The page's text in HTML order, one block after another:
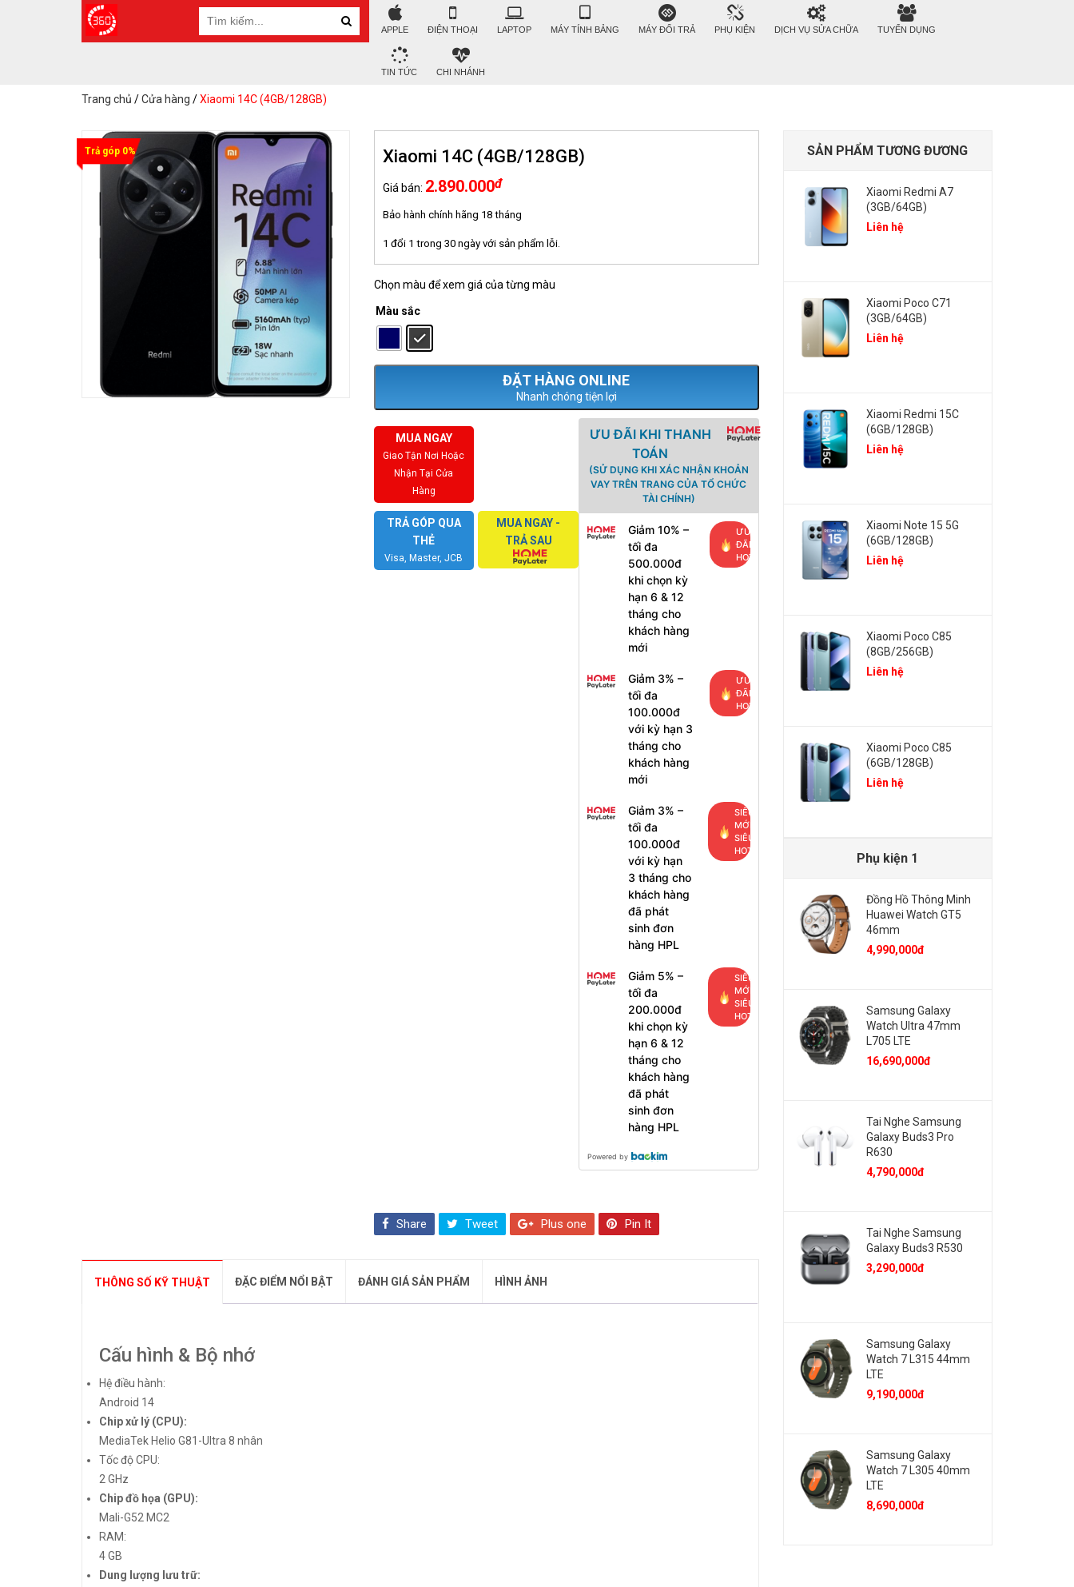
APPLE ĐIỆN THOẠI LAPTOP MÁY TÍNH BẢNG MÁY ĐỔI TRẢ PHỤ KIỆN DỊCH VỤ SỬA CHỮA TUYỂN DỤNG
TIN TỨC CHI NHÁNH
Trang chủ /Cửa hàng /Xiaomi 14C (4GB/128GB)
Trả góp 0% Xiaomi 14C (4GB/128GB)
Giá bán: 2.890.000đ
Bảo hành chính hãng 18 tháng
1 đổi 1 trong 30 ngày với sản phẩm lỗi.
Chọn màu để xem giá của từng màu
Màu sắc
Nhanh chóng tiện lợi
MUA NGAY
Giao Tận Nơi Hoặc
Nhận Tại Cửa
Hàng
TRẢ GÓP QUA
THẺ
Visa, Master, JCB
MUA NGAY -
TRẢ SAU
ƯU ĐÃI KHI THANH
TOÁN
(SỬ DỤNG KHI XÁC NHẬN KHOẢN
VAY TRÊN TRANG CỦA TỔ CHỨC
TÀI CHÍNH)
Giảm 10% –
tối đa
500.000đ
khi chọn kỳ
hạn 6 & 12
tháng cho
khách hàng
mới
ƯU
ĐÃI
HOT
Giảm 3% –
tối đa
100.000đ
với kỳ hạn 3
tháng cho
khách hàng
mới
ƯU
ĐÃI
HOT
Giảm 3% –
tối đa
100.000đ
với kỳ hạn
3 tháng cho
khách hàng
đã phát
sinh đơn
hàng HPL
SIÊU
MỚI,
SIÊU
HOT
Giảm 5% –
tối đa
200.000đ
khi chọn kỳ
hạn 6 & 12
tháng cho
khách hàng
đã phát
sinh đơn
hàng HPL
SIÊU
MỚI,
SIÊU
HOT
Powered by
Share Tweet Plus one Pin It
THÔNG SỐ KỸ THUẬT ĐẶC ĐIỂM NỔI BẬT ĐÁNH GIÁ SẢN PHẨM HÌNH ẢNH
Cấu hình & Bộ nhớ
Hệ điều hành:
Android 14
Chip xử lý (CPU):
MediaTek Helio G81-Ultra 8 nhân
Tốc độ CPU:
2 GHz
Chip đồ họa (GPU):
Mali-G52 MC2
RAM:
4 GB
Dung lượng lưu trữ:
SẢN PHẨM TƯƠNG ĐƯƠNG
Xiaomi Redmi A7
(3GB/64GB)
Liên hệ
Xiaomi Poco C71
(3GB/64GB)
Liên hệ
Xiaomi Redmi 15C
(6GB/128GB)
Liên hệ
Xiaomi Note 15 5G
(6GB/128GB)
Liên hệ
Xiaomi Poco C85
(8GB/256GB)
Liên hệ
Xiaomi Poco C85
(6GB/128GB)
Liên hệ
Phụ kiện 1
Đồng Hồ Thông Minh
Huawei Watch GT5
46mm
4,990,000đ
Samsung Galaxy
Watch Ultra 47mm
L705 LTE
16,690,000đ
Tai Nghe Samsung
Galaxy Buds3 Pro
R630
4,790,000đ
Tai Nghe Samsung
Galaxy Buds3 R530
3,290,000đ
Samsung Galaxy
Watch 7 L315 44mm
LTE
9,190,000đ
Samsung Galaxy
Watch 7 L305 40mm
LTE
8,690,000đ